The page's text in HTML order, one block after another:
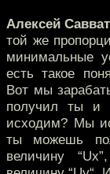
Алексей
той же
минимальные
есть такое
Вот мы
получил ты и
исходим? Мы
ты можешь
величину